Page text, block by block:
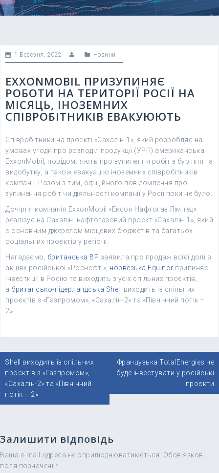
1 Березня, 2022 Новини
EXXONMOBIL ПРИЗУПИНЯЄ
РОБОТИ НА ТЕРИТОРІЇ РОСІЇ НА
МІСЯЦЬ, ІНОЗЕМНИХ
СПІВРОБІТНИКІВ ЕВАКУЮЮТЬ
Співробітники на проєкті «Сахалін-1», який розробляє на
умовах угоди про розподіл продукції (УРП) американська
ExxonMobil, повідомляють про зупинення робіт з буріння та
видобутку, а також евакуацію іноземних співробітників
компанії. Разом з тим, офіційного повідомлення про
зупинення робіт чи діяльності компанії у Росії поки не було.
Дочірня компанія ExxonMobil «Ексон Нафтогаз Лімітед»
реалізує на Сахаліні нафтогазовий проєкт «Сахалін-1», який
є основним джерелом місцевих бюджетів та багатьох
соціальних проєктів у регіоні.
Нагадаємо, британська BP заявила про продаж всієї долі в
акціях російської «Роснєфті», норвезька Equinor припиняє
інвестиції в Росію та виходить з усіх спільних проєктів,
а британсько-нідерландська Shell
виходить із спільних
проєктів з «Газпромом», «Сахалін-2» та «Північний потік –
2».
Навігація
записів
Shell виходить із спільних
проєктів з «Газпромом»,
«Сахалін-2» та «Північний
потік – 2»
Французька TotalEnergies не
буде інвестувати у російські
проєкти
Залишити відповідь
Ваша e-mail адреса не оприлюднюватиметься.
Обов’язкові
поля позначені *